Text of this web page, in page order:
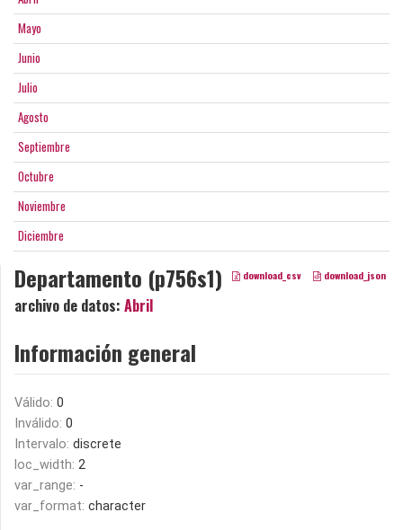
Mayo
Junio
Julio
Agosto
Septiembre
Octubre
Noviembre
Diciembre
download_csv download_json
Departamento (p756s1)
archivo de datos: Abril
Información general
Válido: 0
Inválido: 0
Intervalo: discrete
loc_width: 2
var_range: -
var_format: character